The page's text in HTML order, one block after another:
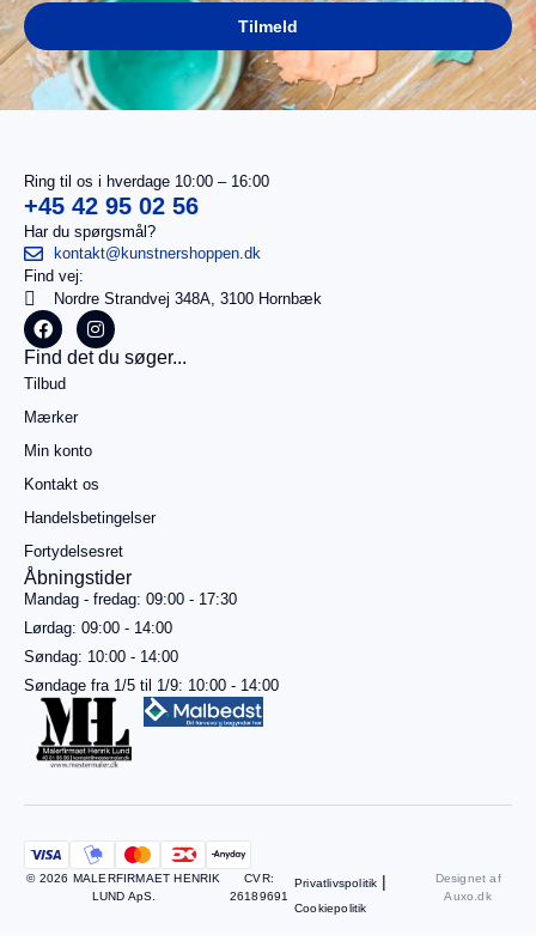
I
alt
0,00kr.
Køb for
499,00kr.
mere for
gratis
betaling
kurv
Tilmeld
Ring til os i hverdage 10:00 – 16:00
+45 42 95 02 56
Har du spørgsmål?
kontakt@kunstnershoppen.dk
Find vej:
Nordre Strandvej 348A, 3100 Hornbæk
Find det du søger...
Tilbud
Mærker
Min konto
Kontakt os
Handelsbetingelser
Fortydelsesret
Åbningstider
Mandag - fredag: 09:00 - 17:30
Lørdag: 09:00 - 14:00
Søndag: 10:00 - 14:00
Søndage fra 1/5 til 1/9: 10:00 - 14:00
© 2026 MALERFIRMAET HENRIK
LUND ApS.
CVR:
26189691
Privatlivspolitik |
Cookiepolitik
Designet af
Auxo.dk